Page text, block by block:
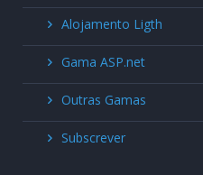
Alojamento Ligth
Gama ASP.net
Outras Gamas
Subscrever